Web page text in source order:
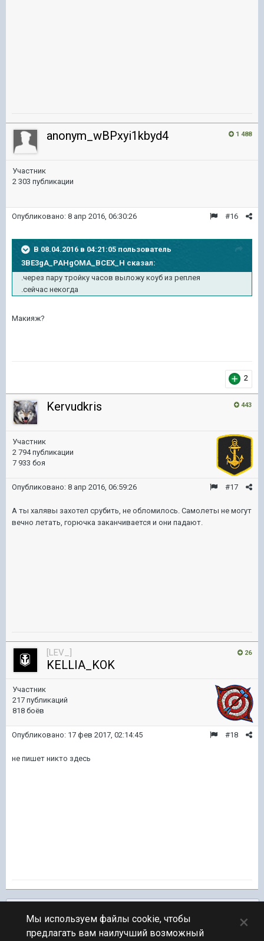
1 488
anonym_wBPxyi1kbyd4
Участник
2 303 публикации
#16
Опубликовано: 8 апр 2016, 06:30:26
В 08.04.2016 в 04:21:05 пользователь
3BE3gA_PAHgOMA_BCEX_H сказал:
.через пару тройку часов выложу коуб из реплея
.сейчас некогда
Макияж?
2
443
Kervudkris
Участник
2 794 публикации
7 933 боя
#17
Опубликовано: 8 апр 2016, 06:59:26
А ты халявы захотел срубить, не обломилось. Самолеты не могут
вечно летать, горючка заканчивается и они падают.
26
[LEV_]
KELLIA_KOK
Участник
217 публикаций
818 боёв
#18
Опубликовано: 17 фев 2017, 02:14:45
не пишет никто здесь
Мы используем файлы cookie, чтобы
предлагать вам наилучший возможный
×